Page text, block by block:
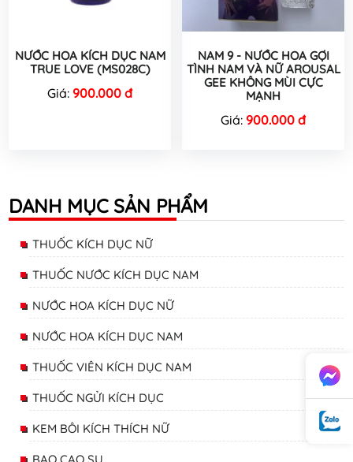
NƯỚC HOA KÍCH DỤC NAM
TRUE LOVE (MS028C)
Giá: 900.000 đ
NAM 9 - NƯỚC HOA GỢI
TÌNH NAM VÀ NỮ AROUSAL
GEE KHÔNG MÙI CỰC
MẠNH
Giá: 900.000 đ
DANH MỤC SẢN PHẨM
THUỐC KÍCH DỤC NỮ
THUỐC NƯỚC KÍCH DỤC NAM
NƯỚC HOA KÍCH DỤC NỮ
NƯỚC HOA KÍCH DỤC NAM
THUỐC VIÊN KÍCH DỤC NAM
THUỐC NGỬI KÍCH DỤC
KEM BÔI KÍCH THÍCH NỮ